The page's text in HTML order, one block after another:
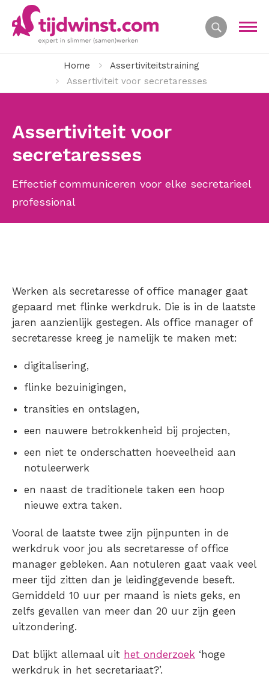
Home
Assertiviteitstraining
Assertiviteit voor secretaresses
Assertiviteit voor
secretaresses
Effectief communiceren voor elke secretarieel
professional
Werken als secretaresse of office manager gaat
gepaard met flinke werkdruk. Die is in de laatste
jaren aanzienlijk gestegen. Als office manager of
secretaresse kreeg je namelijk te maken met:
digitalisering,
flinke bezuinigingen,
transities en ontslagen,
een nauwere betrokkenheid bij projecten,
een niet te onderschatten hoeveelheid aan
notuleerwerk
en naast de traditionele taken een hoop
nieuwe extra taken.
Vooral de laatste twee zijn pijnpunten in de
werkdruk voor jou als secretaresse of office
manager gebleken. Aan notuleren gaat vaak veel
meer tijd zitten dan je leidinggevende beseft.
Gemiddeld 10 uur per maand is niets geks, en
zelfs gevallen van meer dan 20 uur zijn geen
uitzondering.
Dat blijkt allemaal uit het onderzoek ‘hoge
werkdruk in het secretariaat?’.